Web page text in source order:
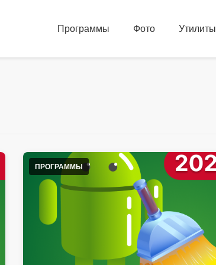
Программы Фото Утилиты
ПРОГРАММЫ